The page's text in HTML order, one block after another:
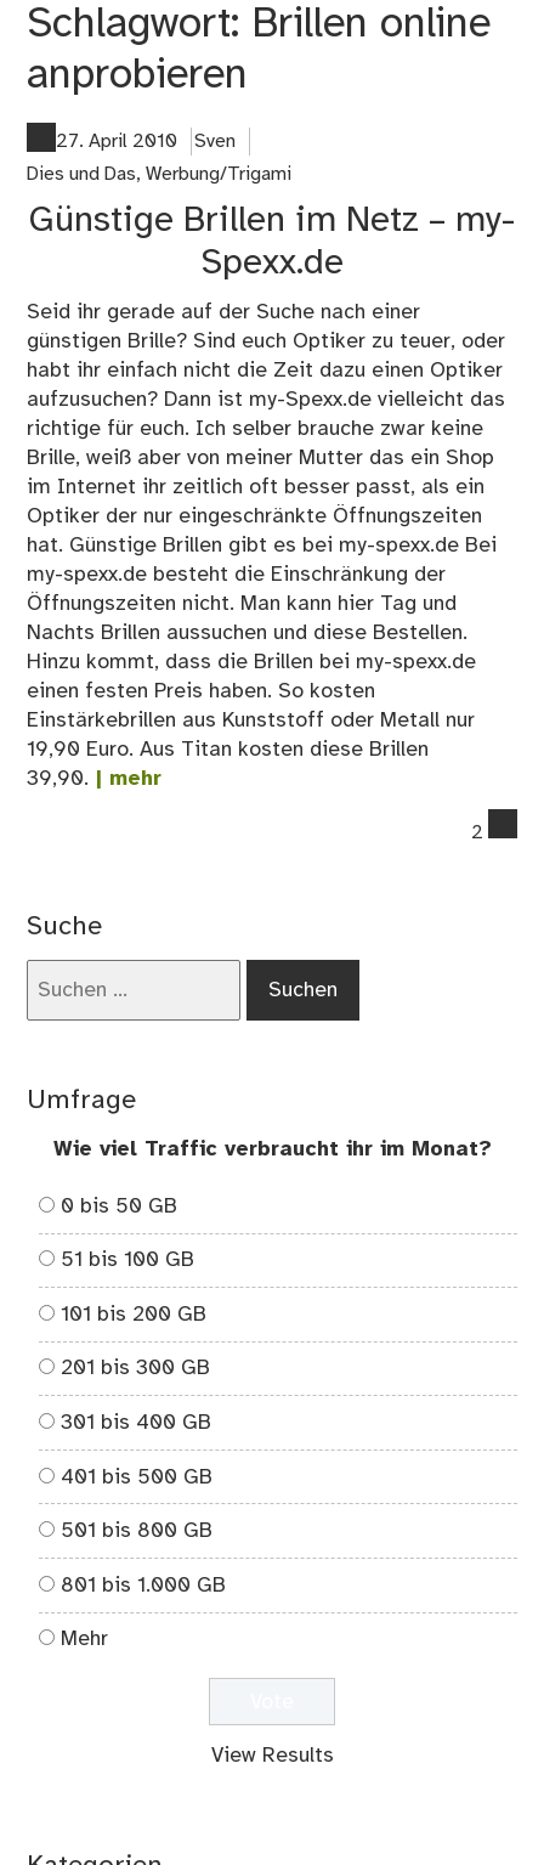
Schlagwort: Brillen online
anprobieren
27. April 2010
Sven
Dies und Das,Werbung/Trigami
Günstige Brillen im Netz – my-
Spexx.de
Seid ihr gerade auf der Suche nach einer
günstigen Brille? Sind euch Optiker zu teuer, oder
habt ihr einfach nicht die Zeit dazu einen Optiker
aufzusuchen? Dann ist my-Spexx.de vielleicht das
richtige für euch. Ich selber brauche zwar keine
Brille, weiß aber von meiner Mutter das ein Shop
im Internet ihr zeitlich oft besser passt, als ein
Optiker der nur eingeschränkte Öffnungszeiten
hat. Günstige Brillen gibt es bei my-spexx.de Bei
my-spexx.de besteht die Einschränkung der
Öffnungszeiten nicht. Man kann hier Tag und
Nachts Brillen aussuchen und diese Bestellen.
Hinzu kommt, dass die Brillen bei my-spexx.de
einen festen Preis haben. So kosten
Einstärkebrillen aus Kunststoff oder Metall nur
19,90 Euro. Aus Titan kosten diese Brillen
39,90. | mehr
2
Suche
Umfrage
Wie viel Traffic verbraucht ihr im Monat?
0 bis 50 GB
51 bis 100 GB
101 bis 200 GB
201 bis 300 GB
301 bis 400 GB
401 bis 500 GB
501 bis 800 GB
801 bis 1.000 GB
Mehr
View Results